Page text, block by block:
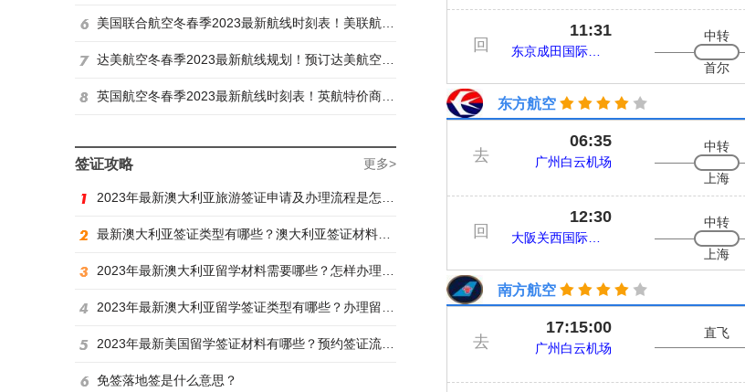
美国联合航空冬春季2023最新航线时刻表！美联航特价商务舱预订火热抢购ing
达美航空冬春季2023最新航线规划！预订达美航空商务舱找炫飞
英国航空冬春季2023最新航线时刻表！英航特价商务舱预订找炫飞
签证攻略 更多>
2023年最新澳大利亚旅游签证申请及办理流程是怎样？
最新澳大利亚签证类型有哪些？澳大利亚签证材料有哪些？
2023年最新澳大利亚留学材料需要哪些？怎样办理留学签证？
2023年最新澳大利亚留学签证类型有哪些？办理留学签证有什么要求？
2023年最新美国留学签证材料有哪些？预约签证流程是怎样？
免签落地签是什么意思？
回
11:31 中转
首尔
东方航空
去
06:35
广州白云机场
中转
上海
回
12:30 中转
上海
南方航空
去
17:15:00
广州白云机场
直飞